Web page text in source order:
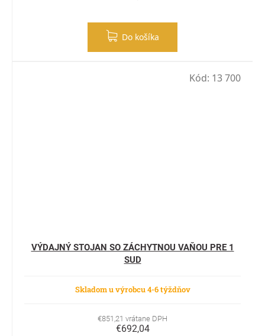
Do košíka
VÝDAJNÝ STOJAN SO ZÁCHYTNOU VAŇOU PRE 1
SUD
Skladom u výrobcu 4-6 týždňov
€851,21 vrátane DPH
€692,04
Kód: 13 700